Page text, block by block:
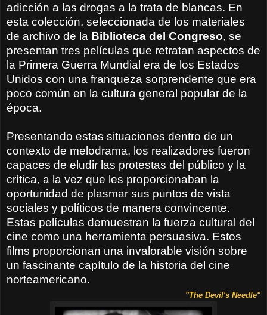
adicción a las drogas a la trata de blancas. En
esta colección, seleccionada de los materiales
de archivo de la Biblioteca del Congreso, se
presentan tres películas que retratan aspectos de
la Primera Guerra Mundial era de los Estados
Unidos con una franqueza sorprendente que era
poco común en la cultura general popular de la
época.
Presentando estas situaciones dentro de un
contexto de melodrama, los realizadores fueron
capaces de eludir las protestas del público y la
crítica, a la vez que les proporcionaban la
oportunidad de plasmar sus puntos de vista
sociales y políticos de manera convincente.
Estas películas demuestran la fuerza cultural del
cine como una herramienta persuasiva. Estos
films proporcionan una invalorable visión sobre
un fascinante capítulo de la historia del cine
norteamericano.
"The Devil's Needle"